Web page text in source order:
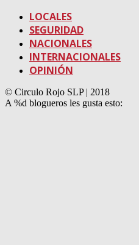
LOCALES
SEGURIDAD
NACIONALES
INTERNACIONALES
OPINIÓN
© Circulo Rojo SLP | 2018
A %d blogueros les gusta esto: